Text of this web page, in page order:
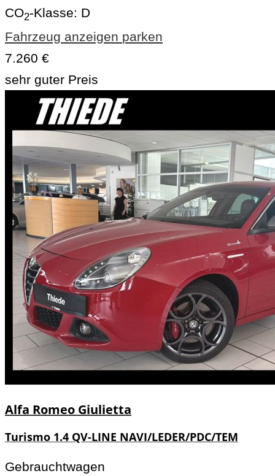
CO2-Klasse: D
Fahrzeug anzeigen parken
7.260 €
sehr guter Preis
Alfa Romeo Giulietta
Turismo 1.4 QV-LINE NAVI/LEDER/PDC/TEM
Gebrauchtwagen